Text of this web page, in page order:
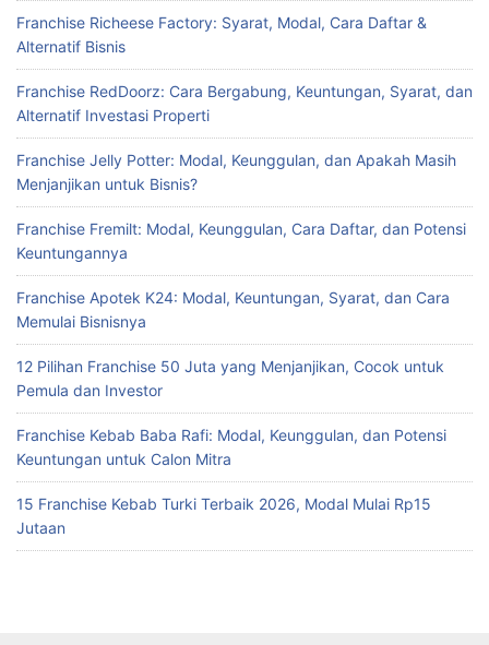
Franchise Richeese Factory: Syarat, Modal, Cara Daftar &
Alternatif Bisnis
Franchise RedDoorz: Cara Bergabung, Keuntungan, Syarat, dan
Alternatif Investasi Properti
Franchise Jelly Potter: Modal, Keunggulan, dan Apakah Masih
Menjanjikan untuk Bisnis?
Franchise Fremilt: Modal, Keunggulan, Cara Daftar, dan Potensi
Keuntungannya
Franchise Apotek K24: Modal, Keuntungan, Syarat, dan Cara
Memulai Bisnisnya
12 Pilihan Franchise 50 Juta yang Menjanjikan, Cocok untuk
Pemula dan Investor
Franchise Kebab Baba Rafi: Modal, Keunggulan, dan Potensi
Keuntungan untuk Calon Mitra
15 Franchise Kebab Turki Terbaik 2026, Modal Mulai Rp15
Jutaan